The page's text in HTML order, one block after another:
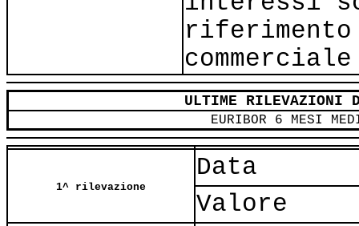
ULTIME RILEVAZIONI
EURIBOR 6 MESI
1^ rilevazione
Data
Valore